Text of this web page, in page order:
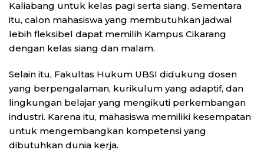
Kaliabang untuk kelas pagi serta siang. Sementara
itu, calon mahasiswa yang membutuhkan jadwal
lebih fleksibel dapat memilih Kampus Cikarang
dengan kelas siang dan malam.
Selain itu, Fakultas Hukum UBSI didukung dosen
yang berpengalaman, kurikulum yang adaptif, dan
lingkungan belajar yang mengikuti perkembangan
industri. Karena itu, mahasiswa memiliki kesempatan
untuk mengembangkan kompetensi yang
dibutuhkan dunia kerja.